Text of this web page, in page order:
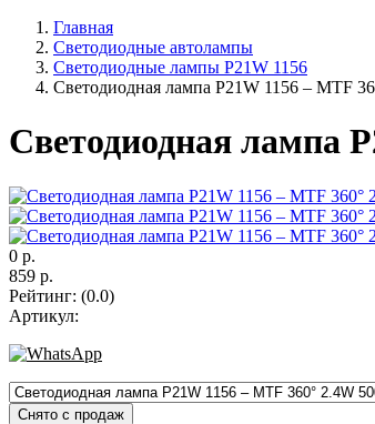
Главная
Светодиодные автолампы
Светодиодные лампы P21W 1156
Светодиодная лампа P21W 1156 – MTF
Светодиодная лампа
0 р.
859 р.
Рейтинг: (0.0)
Артикул:
Снято с продаж